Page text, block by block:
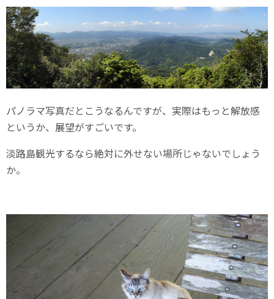
パノラマ写真だとこうなるんですが、実際はもっと解放感
というか、展望がすごいです。
淡路島観光するなら絶対に外せない場所じゃないでしょう
か。